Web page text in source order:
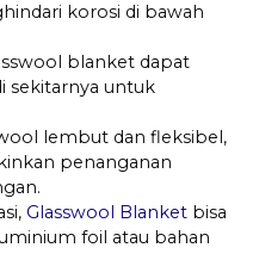
korosi di bawah
blanket dapat
sekitarnya untuk
lembut dan fleksibel,
penanganan
Glasswool Blanket bisa
foil atau bahan